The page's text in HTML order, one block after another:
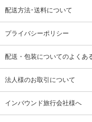
配送方法･送料について
プライバシーポリシー
配送・包装についてのよくあ
法人様のお取引について
インバウンド旅行会社様へ